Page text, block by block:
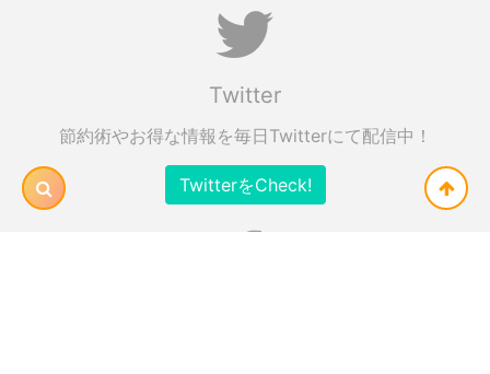
Twitter
節約術やお得な情報を毎日Twitterにて配信中！
TwitterをCheck!